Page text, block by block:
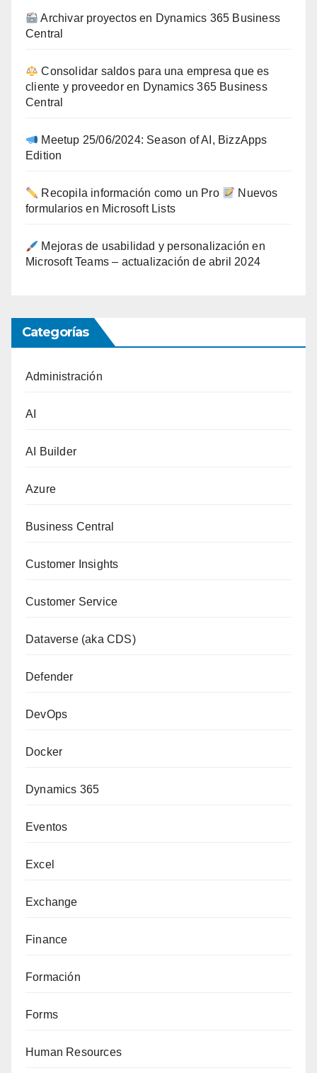
Archivar proyectos en Dynamics 365 Business
Central
Consolidar saldos para una empresa que es
cliente y proveedor en Dynamics 365 Business
Central
Meetup 25/06/2024: Season of AI, BizzApps
Edition
Recopila información como un Pro
Nuevos
formularios en Microsoft Lists
Mejoras de usabilidad y personalización en
Microsoft Teams – actualización de abril 2024
Categorías
Administración
AI
AI Builder
Azure
Business Central
Customer Insights
Customer Service
Dataverse (aka CDS)
Defender
DevOps
Docker
Dynamics 365
Eventos
Excel
Exchange
Finance
Formación
Forms
Human Resources